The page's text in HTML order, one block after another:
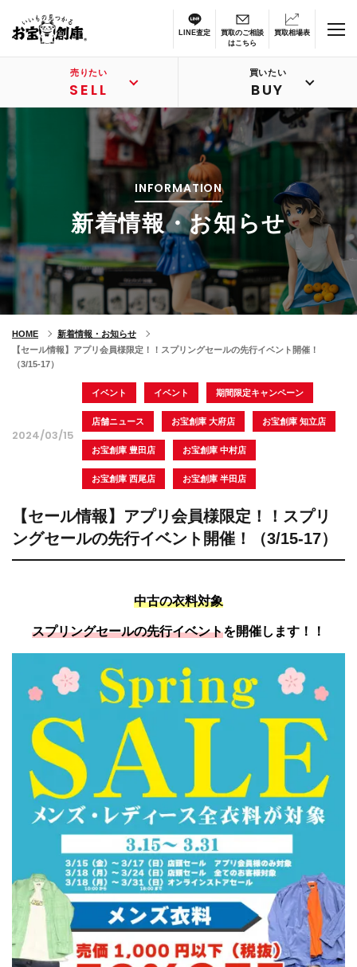
LINE査定
買取のご相談
はこちら
買取相場表
売りたい
SELL
買いたい
BUY
INFORMATION
新着情報・お知らせ
HOME
新着情報・お知らせ
【セール情報】アプリ会員様限定！！スプリングセールの先行イベント開催！
（3/15-17）
2024/03/15
イベント イベント 期間限定キャンペーン
店舗ニュース お宝創庫 大府店 お宝創庫 知立店
お宝創庫 豊田店 お宝創庫 中村店
お宝創庫 西尾店 お宝創庫 半田店
【セール情報】アプリ会員様限定！！スプリ
ングセールの先行イベント開催！（3/15-17）
中古の衣料対象
スプリングセールの先行イベントを開催します！！